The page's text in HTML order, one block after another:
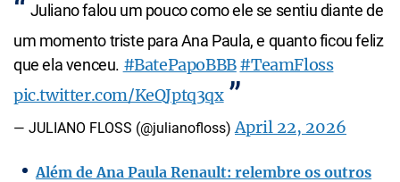
Juliano falou um pouco como ele se sentiu diante de
um momento triste para Ana Paula, e quanto ficou feliz
que ela venceu. #BatePapoBBB#TeamFloss
pic.twitter.com/KeQJptq3qx
— JULIANO FLOSS (@julianofloss) April 22, 2026
Além de Ana Paula Renault: relembre os outros